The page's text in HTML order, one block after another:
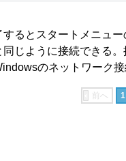
るとスタートメニュー
同じように接続できる
のネットワーク
前へ 1